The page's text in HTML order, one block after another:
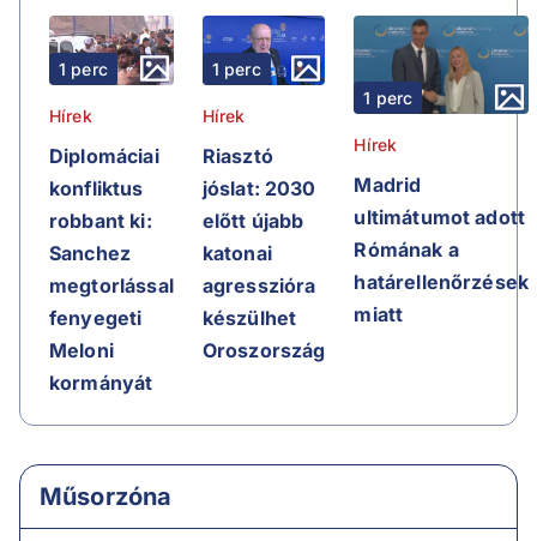
1 perc
Hírek
Diplomáciai
konfliktus
robbant ki:
Sanchez
megtorlással
fenyegeti
Meloni
kormányát
1 perc
Hírek
Riasztó
jóslat: 2030
előtt újabb
katonai
agresszióra
készülhet
Oroszország
1 perc
Hírek
Madrid
ultimátumot adott
Rómának a
határellenőrzések
miatt
Műsorzóna